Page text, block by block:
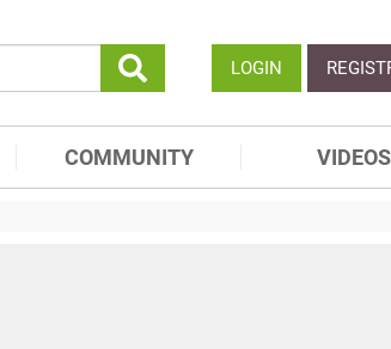
LOGIN
COMMUNITY VIDEOS